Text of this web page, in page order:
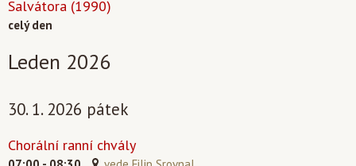
Salvátora (1990)
celý den
Leden 2026
30. 1. 2026 pátek
Chorální ranní chvály